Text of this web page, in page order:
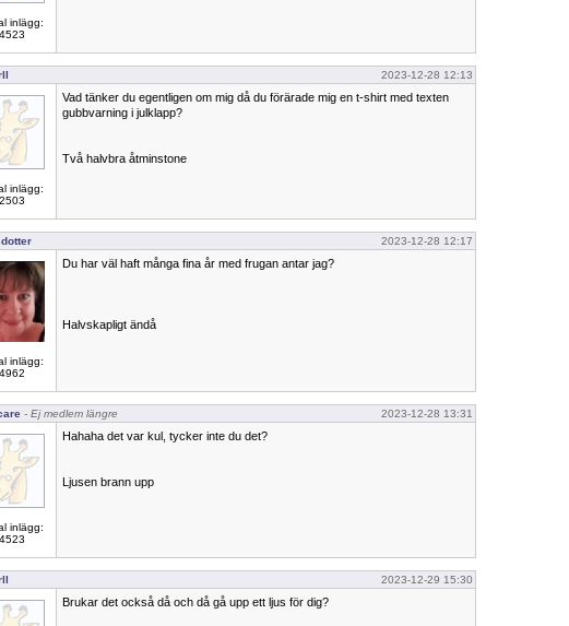
inlägg:
4523
2023-12-28 12:13
inlägg:
2503
Vad tänker du egentligen om mig då du förärade mig en t-shirt med texten
gubbvarning i julklapp?
Två halvbra åtminstone
2023-12-28 12:17
inlägg:
4962
Du har väl haft många fina år med frugan antar jag?
Halvskapligt ändå
- Ej medlem längre 2023-12-28 13:31
inlägg:
4523
Hahaha det var kul, tycker inte du det?
Ljusen brann upp
2023-12-29 15:30
Brukar det också då och då gå upp ett ljus för dig?